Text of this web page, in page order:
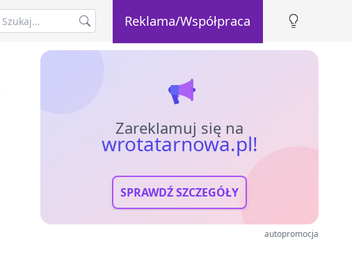
Reklama/Współpraca
Zareklamuj się na
wrotatarnowa.pl!
SPRAWDŹ SZCZEGÓŁY
autopromocja